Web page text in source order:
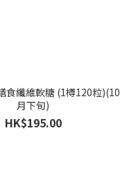
食纖維軟糖 (1樽120粒)(10
月下旬)
HK$195.00